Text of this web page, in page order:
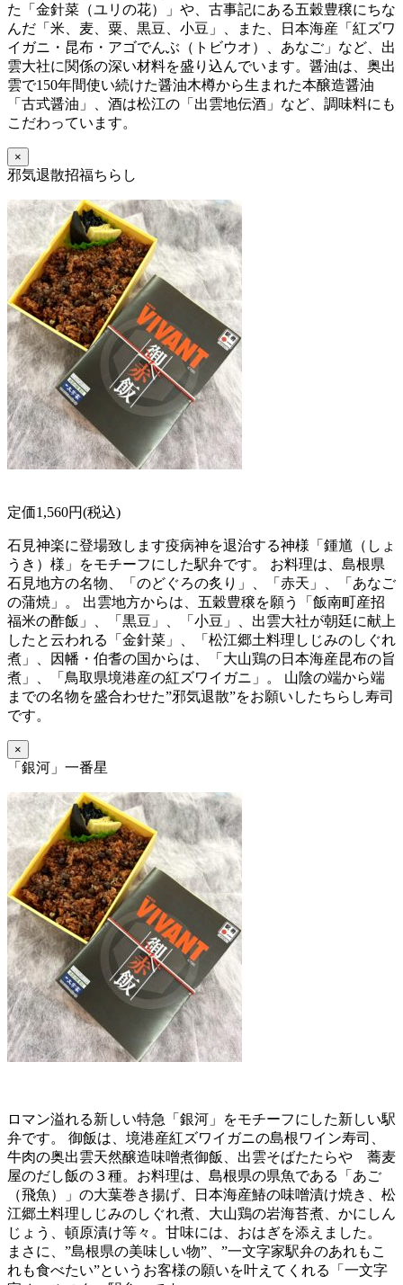
た「金針菜（ユリの花）」や、古事記にある五穀豊穣にちな
んだ「米、麦、粟、黒豆、小豆」、また、日本海産「紅ズワ
イガニ・昆布・アゴでんぶ（トビウオ）、あなご」など、出
雲大社に関係の深い材料を盛り込んでいます。醤油は、奥出
雲で150年間使い続けた醤油木樽から生まれた本醸造醤油
「古式醤油」、酒は松江の「出雲地伝酒」など、調味料にも
こだわっています。
×
邪気退散招福ちらし
定価1,560円(税込)
石見神楽に登場致します疫病神を退治する神様「鍾馗（しょ
うき）様」をモチーフにした駅弁です。 お料理は、島根県
石見地方の名物、「のどぐろの炙り」、「赤天」、「あなご
の蒲焼」。 出雲地方からは、五穀豊穣を願う「飯南町産招
福米の酢飯」、「黒豆」、「小豆」、出雲大社が朝廷に献上
したと云われる「金針菜」、「松江郷土料理しじみのしぐれ
煮」、因幡・伯耆の国からは、「大山鶏の日本海産昆布の旨
煮」、「鳥取県境港産の紅ズワイガニ」。 山陰の端から端
までの名物を盛合わせた”邪気退散”をお願いしたちらし寿司
です。
×
「銀河」一番星
ロマン溢れる新しい特急「銀河」をモチーフにした新しい駅
弁です。 御飯は、境港産紅ズワイガニの島根ワイン寿司、
牛肉の奥出雲天然醸造味噌煮御飯、出雲そばたたらや 蕎麦
屋のだし飯の３種。お料理は、島根県の県魚である「あご
（飛魚）」の大葉巻き揚げ、日本海産鰆の味噌漬け焼き、松
江郷土料理しじみのしぐれ煮、大山鶏の岩海苔煮、かにしん
じょう、頓原漬け等々。甘味には、おはぎを添えました。
まさに、”島根県の美味しい物”、”一文字家駅弁のあれもこ
れも食べたい”というお客様の願いを叶えてくれる「一文字